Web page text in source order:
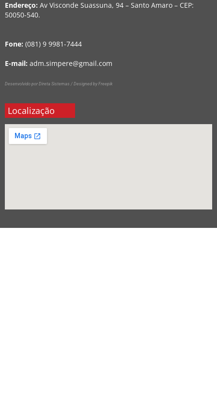
Endereço: Av Visconde Suassuna, 94 – Santo Amaro – CEP:
50050-540.
Fone: (081) 9 9981-7444
E-mail: adm.simpere@gmail.com
Desenvolvido por Direta Sistemas / Designed by Freepik
Localização